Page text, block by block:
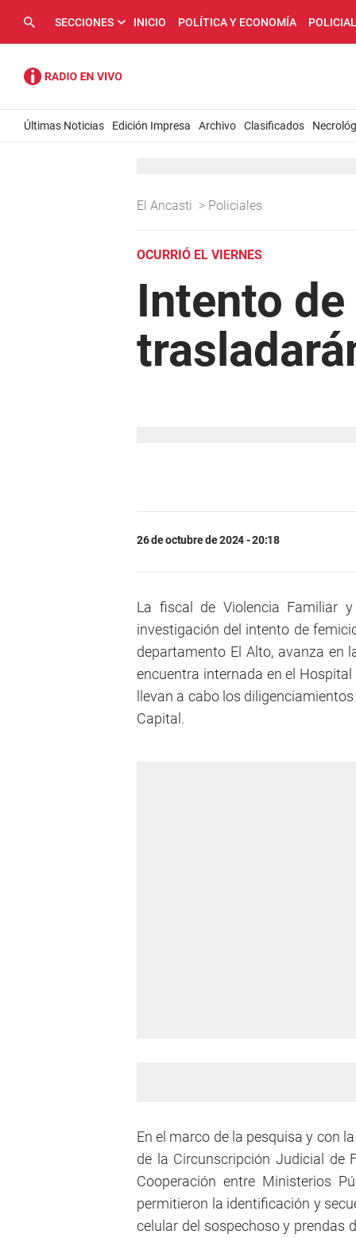
SECCIONES INICIO POLÍTICA Y ECONOMÍA
Últimas Noticias Edición Impresa Archivo Clasificados
El Ancasti > Policiales
OCURRIÓ EL VIERNES
Intento
26 de octubre de 2024 - 20:18
La fiscal de Violencia Familiar
investigación del intento de
departamento El Alto, avanza en
encuentra internada en el
llevan a cabo los
Capital.
En el marco de la pesquisa y con
de la Circunscripción Judicial de
Cooperación entre Ministerios
permitieron la identificación y
celular del sospechoso y prendas